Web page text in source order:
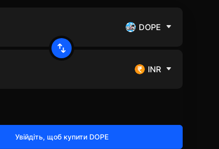
DOPE
INR
Увійдіть, щоб купити DOPE